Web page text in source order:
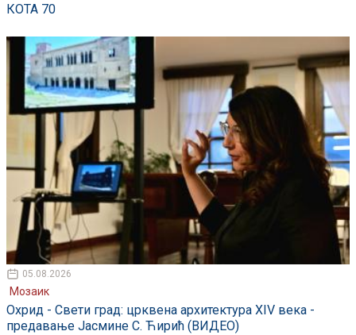
КОТА 70
05.08.2026
Мозаик
Охрид - Свети град: црквена архитектура XIV века -
предавање Јасмине С. Ћирић (ВИДЕО)